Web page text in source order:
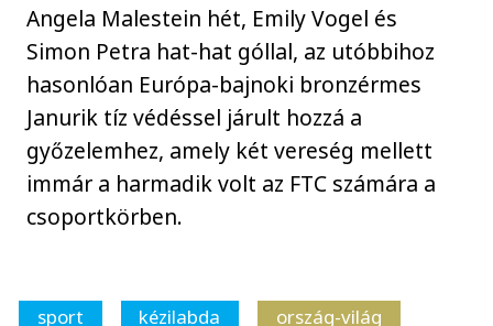
Angela Malestein hét, Emily Vogel és
Simon Petra hat-hat góllal, az utóbbihoz
hasonlóan Európa-bajnoki bronzérmes
Janurik tíz védéssel járult hozzá a
győzelemhez, amely két vereség mellett
immár a harmadik volt az FTC számára a
csoportkörben.
sport kézilabda
ország-világ